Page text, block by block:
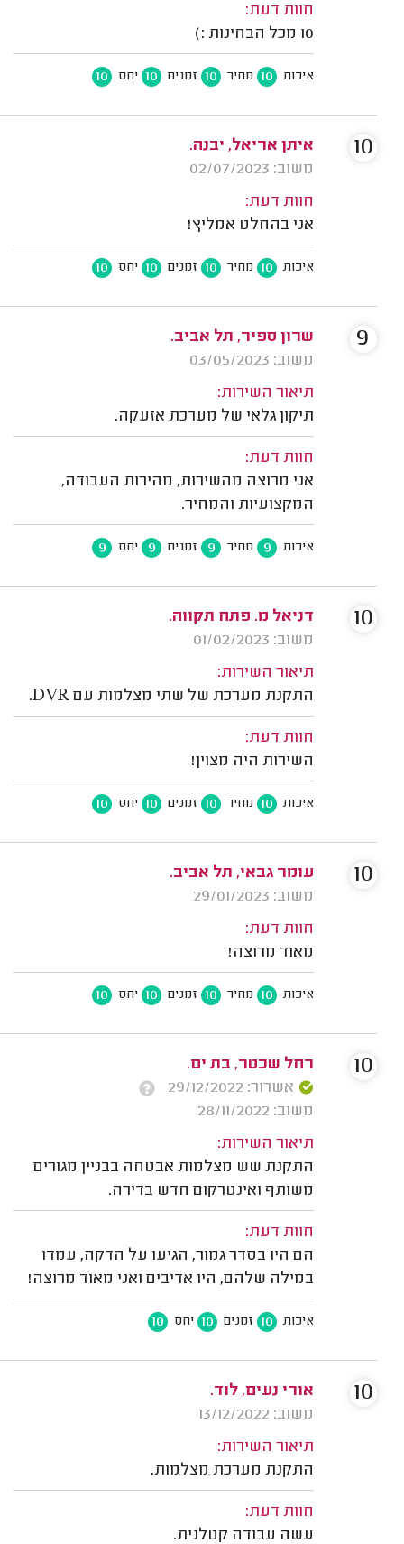
חוות דעת:
10 מכל הבחינות :)
איכות 10 מחיר 10 זמנים 10 יחס 10
איתן אריאל, יבנה.
משוב: 02/07/2023
חוות דעת:
אני בהחלט אמליץ!
איכות 10 מחיר 10 זמנים 10 יחס 10
10
שרון ספיר, תל אביב.
משוב: 03/05/2023
תיאור השירות:
תיקון גלאי של מערכת אזעקה.
חוות דעת:
אני מרוצה מהשירות, מהירות העבודה,
המקצועיות והמחיר.
איכות 9 מחיר 9 זמנים 9 יחס 9
9
דניאל מ. פתח תקווה.
משוב: 01/02/2023
תיאור השירות:
התקנת מערכת של שתי מצלמות עם DVR.
חוות דעת:
השירות היה מצוין!
איכות 10 מחיר 10 זמנים 10 יחס 10
10
עומר גבאי, תל אביב.
משוב: 29/01/2023
חוות דעת:
מאוד מרוצה!
איכות 10 מחיר 10 זמנים 10 יחס 10
10
רחל שכטר, בת ים.
אשרור: 29/12/2022
משוב: 28/11/2022
תיאור השירות:
התקנת שש מצלמות אבטחה בבניין מגורים
משותף ואינטרקום חדש בדירה.
חוות דעת:
הם היו בסדר גמור, הגיעו על הדקה, עמדו
במילה שלהם, היו אדיבים ואני מאוד מרוצה!
איכות 10 זמנים 10 יחס 10
10
אורי נעים, לוד.
משוב: 13/12/2022
תיאור השירות:
התקנת מערכת מצלמות.
חוות דעת:
עשה עבודה קטלנית.
10